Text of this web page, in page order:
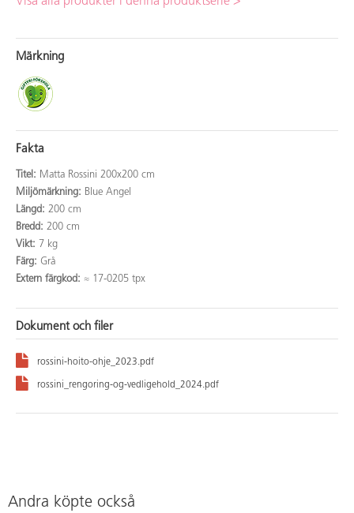
Märkning
Fakta
Titel: Matta Rossini 200x200 cm
Miljömärkning: Blue Angel
Längd: 200 cm
Bredd: 200 cm
Vikt: 7 kg
Färg: Grå
Extern färgkod: ≈ 17-0205 tpx
Dokument och filer
rossini-hoito-ohje_2023.pdf
rossini_rengoring-og-vedligehold_2024.pdf
Andra köpte också